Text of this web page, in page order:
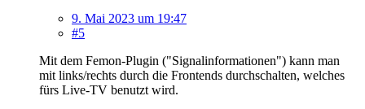
9. Mai 2023 um 19:47
#5
Mit dem Femon-Plugin ("Signalinformationen") kann man
mit links/rechts durch die Frontends durchschalten, welches
fürs Live-TV benutzt wird.